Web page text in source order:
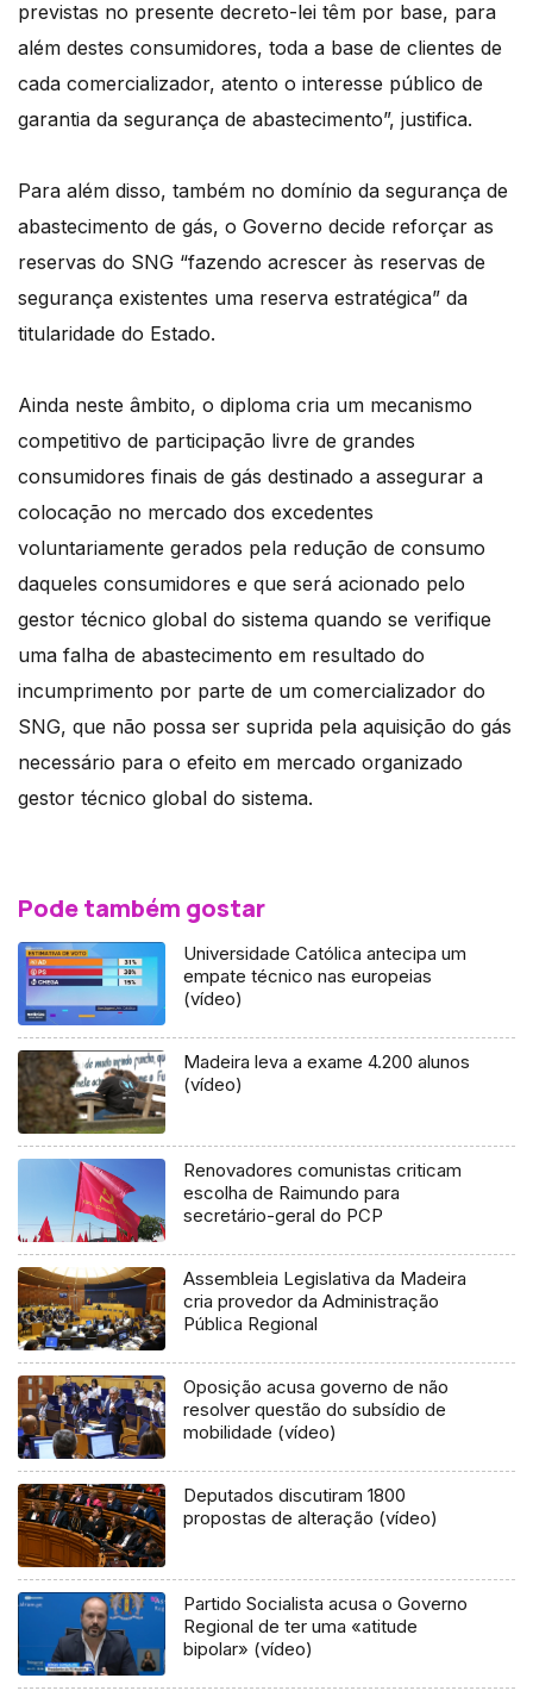
previstas no presente decreto-lei têm por base, para
além destes consumidores, toda a base de clientes de
cada comercializador, atento o interesse público de
garantia da segurança de abastecimento”, justifica.
Para além disso, também no domínio da segurança de
abastecimento de gás, o Governo decide reforçar as
reservas do SNG “fazendo acrescer às reservas de
segurança existentes uma reserva estratégica” da
titularidade do Estado.
Ainda neste âmbito, o diploma cria um mecanismo
competitivo de participação livre de grandes
consumidores finais de gás destinado a assegurar a
colocação no mercado dos excedentes
voluntariamente gerados pela redução de consumo
daqueles consumidores e que será acionado pelo
gestor técnico global do sistema quando se verifique
uma falha de abastecimento em resultado do
incumprimento por parte de um comercializador do
SNG, que não possa ser suprida pela aquisição do gás
necessário para o efeito em mercado organizado
gestor técnico global do sistema.
Pode também gostar
Universidade Católica antecipa um
empate técnico nas europeias
(vídeo)
Madeira leva a exame 4.200 alunos
(vídeo)
Renovadores comunistas criticam
escolha de Raimundo para
secretário-geral do PCP
Assembleia Legislativa da Madeira
cria provedor da Administração
Pública Regional
Oposição acusa governo de não
resolver questão do subsídio de
mobilidade (vídeo)
Deputados discutiram 1800
propostas de alteração (vídeo)
Partido Socialista acusa o Governo
Regional de ter uma «atitude
bipolar» (vídeo)